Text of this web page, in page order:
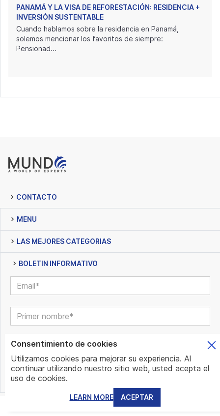
PANAMÁ Y LA VISA DE REFORESTACIÓN: RESIDENCIA +
INVERSIÓN SUSTENTABLE
Cuando hablamos sobre la residencia en Panamá,
solemos mencionar los favoritos de siempre:
Pensionad...
CONTACTO
MENU
LAS MEJORES CATEGORIAS
BOLETIN INFORMATIVO
Consentimiento de cookies
Utilizamos cookies para mejorar su experiencia. Al
continuar utilizando nuestro sitio web, usted acepta el
uso de cookies.
LEARN MORE ACEPTAR